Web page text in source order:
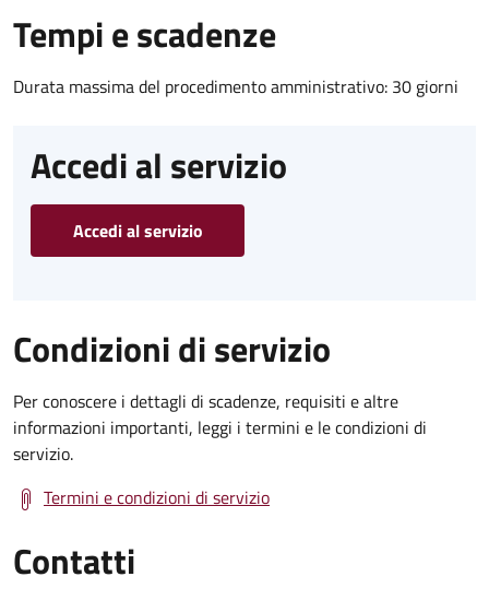
Tempi e scadenze
Durata massima del procedimento amministrativo: 30 giorni
Accedi al servizio
Accedi al servizio
Condizioni di servizio
Per conoscere i dettagli di scadenze, requisiti e altre
informazioni importanti, leggi i termini e le condizioni di
servizio.
Termini e condizioni di servizio
Contatti